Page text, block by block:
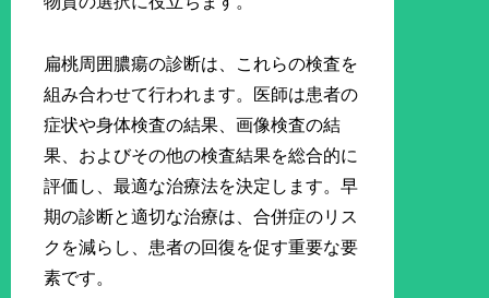
扁桃周囲膿瘍の診断は、これらの検査を
組み合わせて行われます。医師は患者の
症状や身体検査の結果、画像検査の結
果、およびその他の検査結果を総合的に
評価し、最適な治療法を決定します。早
期の診断と適切な治療は、合併症のリス
クを減らし、患者の回復を促す重要な要
素です。